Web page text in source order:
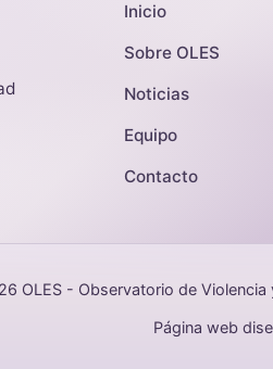
Inicio
Sobre OLES
Noticias
Equipo
Contacto
OLES - Observatorio de
Página web